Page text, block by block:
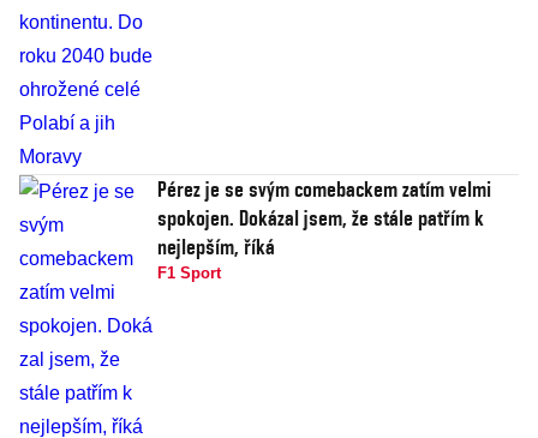
Pérez je se svým comebackem zatím velmi
spokojen. Dokázal jsem, že stále patřím k
nejlepším, říká
F1 Sport